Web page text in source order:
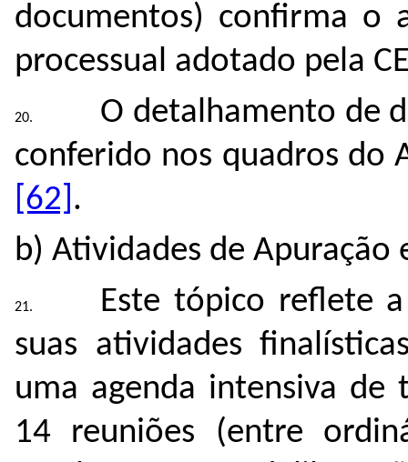
documentos) confirma o
processual adotado pela
O detalhamento de
conferido nos quadros do
[62] .
b) Atividades de Apuração
Este tópico reflete
suas atividades
uma agenda intensiva
14 reuniões (entre